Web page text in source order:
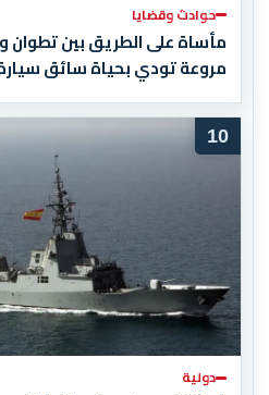
حوادث وقضايا
مأساة على الطريق بين تطوان
مروعة تودي بحياة سائق
10
دولية